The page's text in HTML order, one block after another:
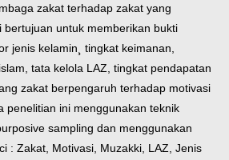
zakat terhadap zakat yang
bertujuan untuk memberikan bukti
jenis kelamin¸ tingkat keimanan,
tata kelola LAZ, tingkat pendapatan
zakat berpengaruh terhadap motivasi
penelitian ini menggunakan teknik
sampling dan menggunakan
: Zakat, Motivasi, Muzakki, LAZ, Jenis